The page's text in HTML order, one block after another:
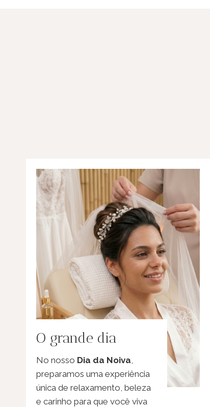
O grande dia
No nosso Dia da Noiva
preparamos uma experiência
única de relaxamento, beleza
e carinho para que você viva